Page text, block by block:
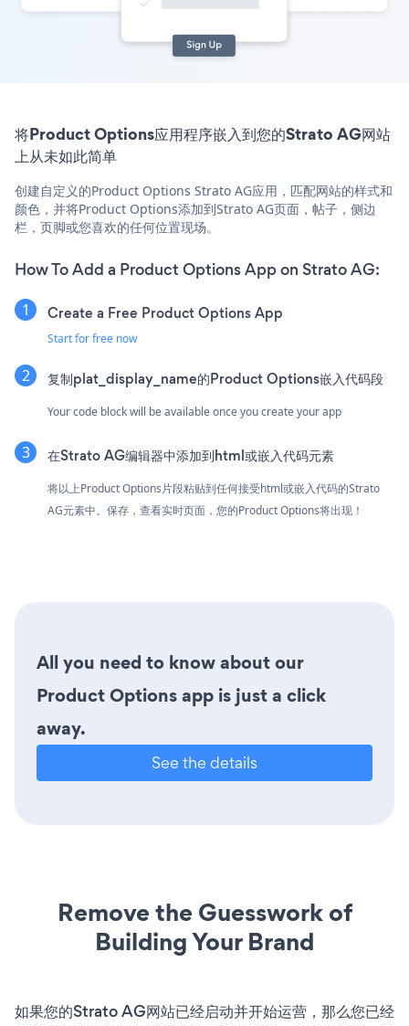
将Product Options应用程序嵌入到您的Strato AG网站
上从未如此简单
创建自定义的Product Options Strato AG应用，匹配网站的样式和
颜色，并将Product Options添加到Strato AG页面，帖子，侧边
栏，页脚或您喜欢的任何位置现场。
How To Add a Product Options App on Strato AG:
Create a Free Product Options App
Start for free now
复制plat_display_name的Product Options嵌入代码段
Your code block will be available once you create your app
在Strato AG编辑器中添加到html或嵌入代码元素
将以上Product Options片段粘贴到任何接受html或嵌入代码的Strato
AG元素中。保存，查看实时页面，您的Product Options将出现！
All you need to know about our
Product Options app is just a click
away.
See the details
Remove the Guesswork of
Building Your Brand
如果您的Strato AG网站已经启动并开始运营，那么您已经